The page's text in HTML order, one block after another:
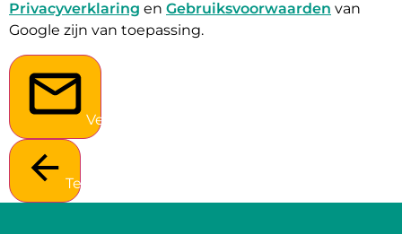
Privacyverklaring en Gebruiksvoorwaarden van
Google zijn van toepassing.
Verstuur
Terug